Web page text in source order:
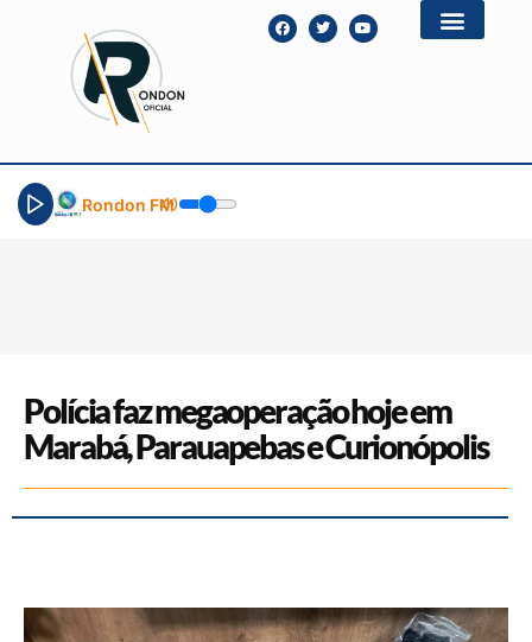
Rondon FM
Polícia faz megaoperação hoje em
Marabá, Parauapebas e Curionópolis